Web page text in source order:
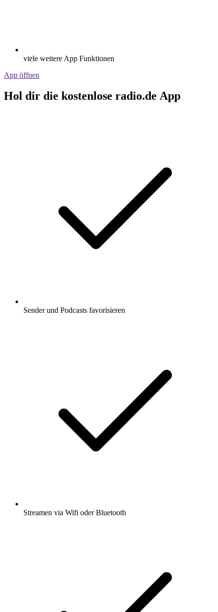
viele weitere App Funktionen
App öffnen
Hol dir die kostenlose radio.de App
Sender und Podcasts favorisieren
Streamen via Wifi oder Bluetooth